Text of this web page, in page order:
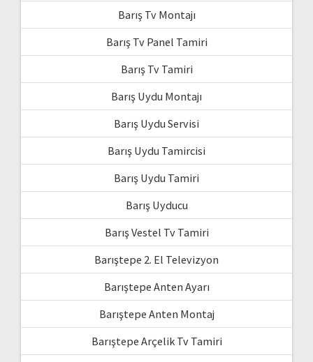
Barış Tv Montajı
Barış Tv Panel Tamiri
Barış Tv Tamiri
Barış Uydu Montajı
Barış Uydu Servisi
Barış Uydu Tamircisi
Barış Uydu Tamiri
Barış Uyducu
Barış Vestel Tv Tamiri
Barıştepe 2. El Televizyon
Barıştepe Anten Ayarı
Barıştepe Anten Montaj
Barıştepe Arçelik Tv Tamiri